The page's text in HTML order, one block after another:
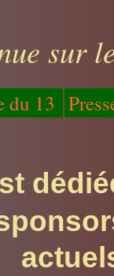
sur
du 13